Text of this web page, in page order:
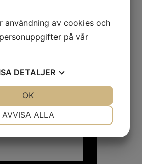
användning av cookies och
på vår
DETALJER
AVVISA ALLA
OK